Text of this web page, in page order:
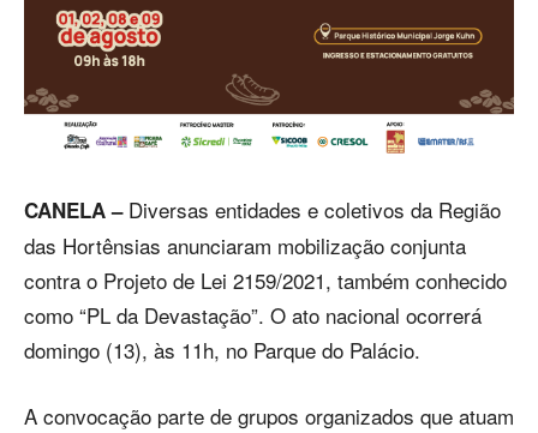
CANELA –Diversas entidades e coletivos da Região
das Hortênsias anunciaram mobilização conjunta
contra o Projeto de Lei 2159/2021, também conhecido
como “PL da Devastação”. O ato nacional ocorrerá
domingo (13), às 11h, no Parque do Palácio.
A convocação parte de grupos organizados que atuam